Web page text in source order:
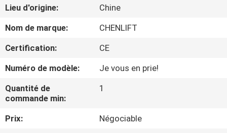
PRODUITS
À
DE
NOUS
VISITE
Lieu d'origine:
Chine
Nom de marque:
CHENLIFT
Certification:
CE
Numéro de modèle:
Je vous en prie!
Quantité de
commande min:
1
Prix:
Négociable